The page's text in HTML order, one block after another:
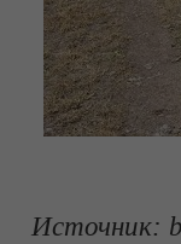
Источник: